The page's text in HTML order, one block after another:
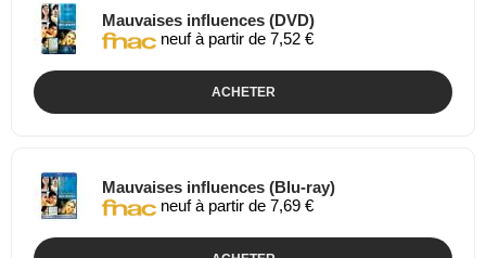
Mauvaises influences (DVD)
neuf à partir de 7,52 €
ACHETER
Mauvaises influences (Blu-ray)
neuf à partir de 7,69 €